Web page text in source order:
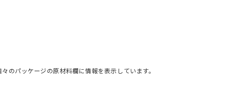
のパッケージの原材料欄に情報を表示しています。